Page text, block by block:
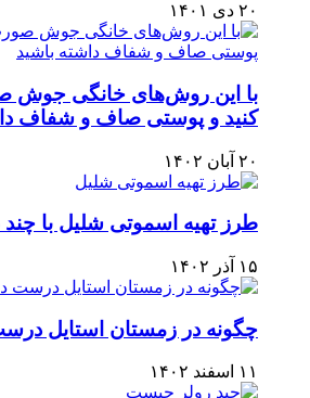
۲۰ دی ۱۴۰۱
با این روش‌های خانگی جوش
کنید و پوستی صاف و شفاف
۲۰ آبان ۱۴۰۲
طرز تهیه اسموتی شلیل با
۱۵ آذر ۱۴۰۲
چگونه در زمستان استایل
۱۱ اسفند ۱۴۰۲